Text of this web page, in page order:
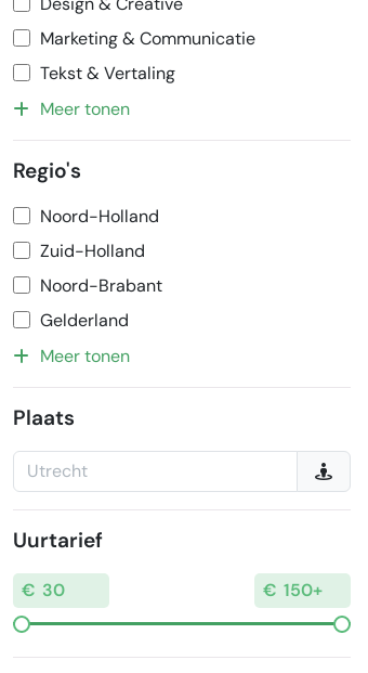
Marketing & Communicatie
Tekst & Vertaling
Meer tonen
Regio's
Noord-Holland
Zuid-Holland
Noord-Brabant
Gelderland
Meer tonen
Plaats
Uurtarief